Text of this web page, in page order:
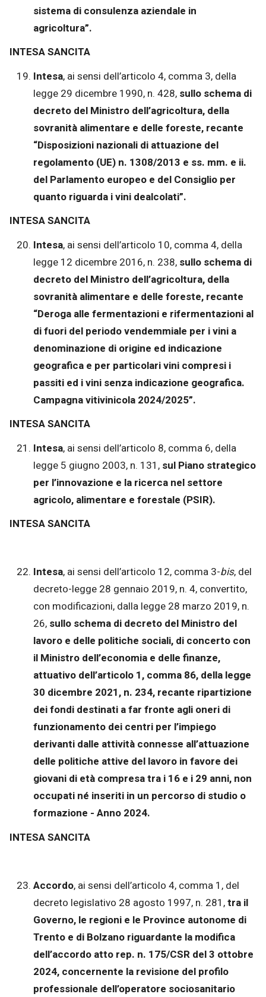
sistema di consulenza aziendale in
agricoltura”.
INTESA SANCITA
Intesa, ai sensi dell’articolo 4, comma 3, della
legge 29 dicembre 1990, n. 428, sullo schema di
decreto del Ministro dell’agricoltura, della
sovranità alimentare e delle foreste, recante
“Disposizioni nazionali di attuazione del
regolamento (UE) n. 1308/2013 e ss. mm. e ii.
del Parlamento europeo e del Consiglio per
quanto riguarda i vini dealcolati”.
INTESA SANCITA
Intesa, ai sensi dell’articolo 10, comma 4, della
legge 12 dicembre 2016, n. 238, sullo schema di
decreto del Ministro dell’agricoltura, della
sovranità alimentare e delle foreste, recante
“Deroga alle fermentazioni e rifermentazioni al
di fuori del periodo vendemmiale per i vini a
denominazione di origine ed indicazione
geografica e per particolari vini compresi i
passiti ed i vini senza indicazione geografica.
Campagna vitivinicola 2024/2025”.
INTESA SANCITA
Intesa, ai sensi dell’articolo 8, comma 6, della
legge 5 giugno 2003, n. 131, sul Piano strategico
per l’innovazione e la ricerca nel settore
agricolo, alimentare e forestale (PSIR).
INTESA SANCITA
Intesa, ai sensi dell’articolo 12, comma 3-bis, del
decreto-legge 28 gennaio 2019, n. 4, convertito,
con modificazioni, dalla legge 28 marzo 2019, n.
26, sullo schema di decreto del Ministro del
lavoro e delle politiche sociali, di concerto con
il Ministro dell’economia e delle finanze,
attuativo dell’articolo 1, comma 86, della legge
30 dicembre 2021, n. 234, recante ripartizione
dei fondi destinati a far fronte agli oneri di
funzionamento dei centri per l’impiego
derivanti dalle attività connesse all’attuazione
delle politiche attive del lavoro in favore dei
giovani di età compresa tra i 16 e i 29 anni, non
occupati né inseriti in un percorso di studio o
formazione - Anno 2024.
INTESA SANCITA
Accordo, ai sensi dell’articolo 4, comma 1, del
decreto legislativo 28 agosto 1997, n. 281,tra il
Governo, le regioni e le Province autonome di
Trento e di Bolzano riguardante la modifica
dell’accordo atto rep. n. 175/CSR del 3 ottobre
2024, concernente la revisione del profilo
professionale dell’operatore sociosanitario